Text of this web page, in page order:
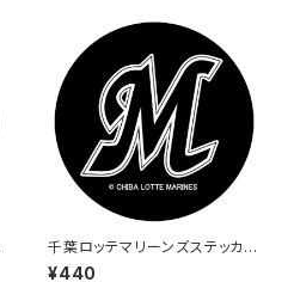
千葉ロッテマリーンズステッカー
6
¥440